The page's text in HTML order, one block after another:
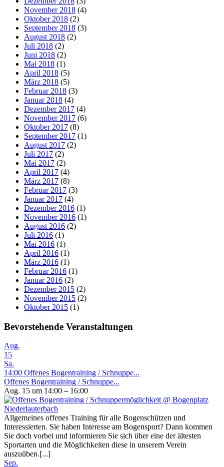
November 2018 (4)
Oktober 2018 (2)
September 2018 (3)
August 2018 (2)
Juli 2018 (2)
Juni 2018 (2)
Mai 2018 (1)
April 2018 (5)
März 2018 (5)
Februar 2018 (3)
Januar 2018 (4)
Dezember 2017 (4)
November 2017 (6)
Oktober 2017 (8)
September 2017 (1)
August 2017 (2)
Juli 2017 (2)
Mai 2017 (2)
April 2017 (4)
März 2017 (8)
Februar 2017 (3)
Januar 2017 (4)
Dezember 2016 (1)
November 2016 (1)
August 2016 (2)
Juli 2016 (1)
Mai 2016 (1)
April 2016 (1)
März 2016 (1)
Februar 2016 (1)
Januar 2016 (2)
Dezember 2015 (2)
November 2015 (2)
Oktober 2015 (1)
Bevorstehende Veranstaltungen
Aug.
15
Sa.
14:00 Offenes Bogentraining / Schnuppe...
Offenes Bogentraining / Schnuppe...
Aug. 15 um 14:00 – 16:00
Allgemeines offenes Training für alle Bogenschützen und
Interessierten. Sie haben Interesse am Bogensport? Dann kommen
Sie doch vorbei und informieren Sie sich über eine der ältesten
Sportarten und die Möglichkeiten diese in unserem Verein
auszuüben.[...]
Sep.